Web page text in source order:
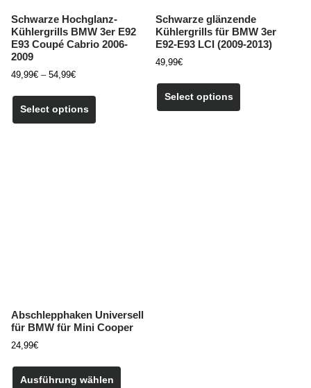
Schwarze Hochglanz-
Kühlergrills BMW 3er E92
E93 Coupé Cabrio 2006-
2009
49,99€ – 54,99€Preisspanne:
54,99€
Select options
Schwarze glänzende
Kühlergrills für BMW 3er
E92-E93 LCI (2009-2013)
49,99€
Select options
Abschlepphaken Universell
für BMW für Mini Cooper
24,99€
Ausführung wählen